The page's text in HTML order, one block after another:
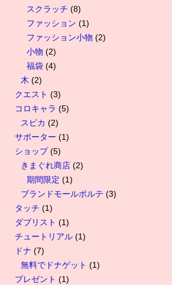
スクラッチ (8)
ファッション (1)
ファッション小物 (2)
小物 (2)
福袋 (4)
木 (2)
クエスト (3)
コロキャラ (5)
スピカ (2)
サポーター (1)
ショップ(5)
きまぐれ商店 (2)
期間限定 (1)
ブランドモールポルテ (3)
タッチ (1)
ダブリスト (1)
チュートリアル (1)
ドナ (7)
無料でドナゲット (1)
プレゼント (1)